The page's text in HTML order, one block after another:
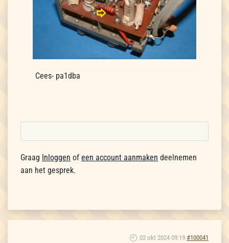
Cees- pa1dba
Graag Inloggen of een account aanmaken deelnemen
aan het gesprek.
02 okt 2024 09:19 #100041